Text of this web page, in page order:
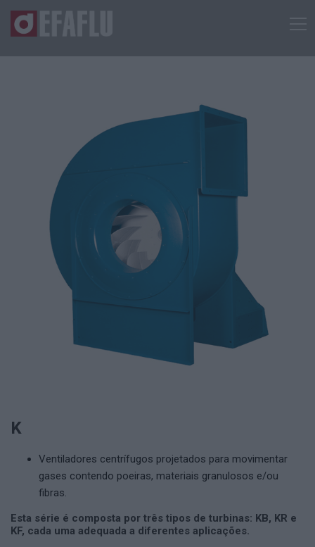
K
Ventiladores centrífugos projetados para movimentar
gases contendo poeiras, materiais granulosos e/ou
fibras.
Esta série é composta por três tipos de turbinas: KB, KR e
KF, cada uma adequada a diferentes aplicações.